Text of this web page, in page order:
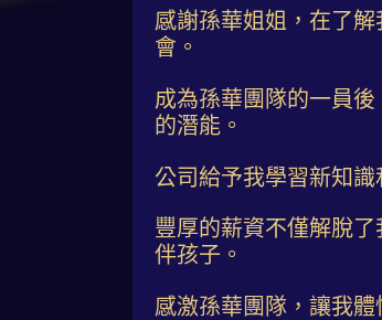
感謝孫華姐姐，在了
會。
成為孫華團隊的一員
的潛能。
公司給予我學習新知識
豐厚的薪資不僅解脫
伴孩子。
感激孫華團隊，讓我體